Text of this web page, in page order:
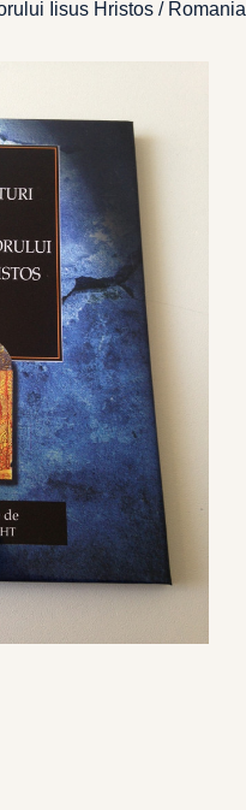
Iisus Hristos /